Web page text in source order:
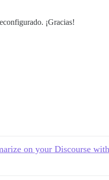
¡Gracias!
on your Discourse